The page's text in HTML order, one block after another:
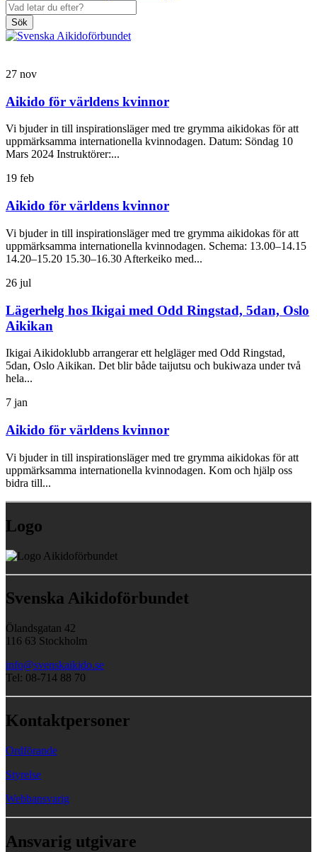
Sök
27 nov
Aikido för världens kvinnor
Vi bjuder in till inspirationsläger med tre grymma aikidokas för att
uppmärksamma internationella kvinnodagen. Datum: Söndag 10
Mars 2024 Instruktörer:...
19 feb
Aikido för världens kvinnor
Vi bjuder in till inspirationsläger med tre grymma aikidokas för att
uppmärksamma internationella kvinnodagen. Schema: 13.00–14.15
14.20–15.20 15.30–16.30 Afterkeiko med...
26 jul
Lägerhelg hos Ikigai med Odd Ringstad, 5dan, Oslo
Aikikan
Ikigai Aikidoklubb arrangerar ett helgläger med Odd Ringstad,
5dan, Oslo Aikikan. Det blir både taijutsu och bukiwaza under två
hela...
7 jan
Aikido för världens kvinnor
Vi bjuder in till inspirationsläger med tre grymma aikidokas för att
uppmärksamma internationella kvinnodagen. Kom och hjälp oss
bidra till...
Logo
Svenska Aikidoförbundet
Ölandsgatan 42
116 63 Stockholm
info@svenskaikido.se
Tel: 08-714 88 70
Kontaktpersoner
Ordförande
Styrelse
Webbansvarig
Ansvarig utgivare